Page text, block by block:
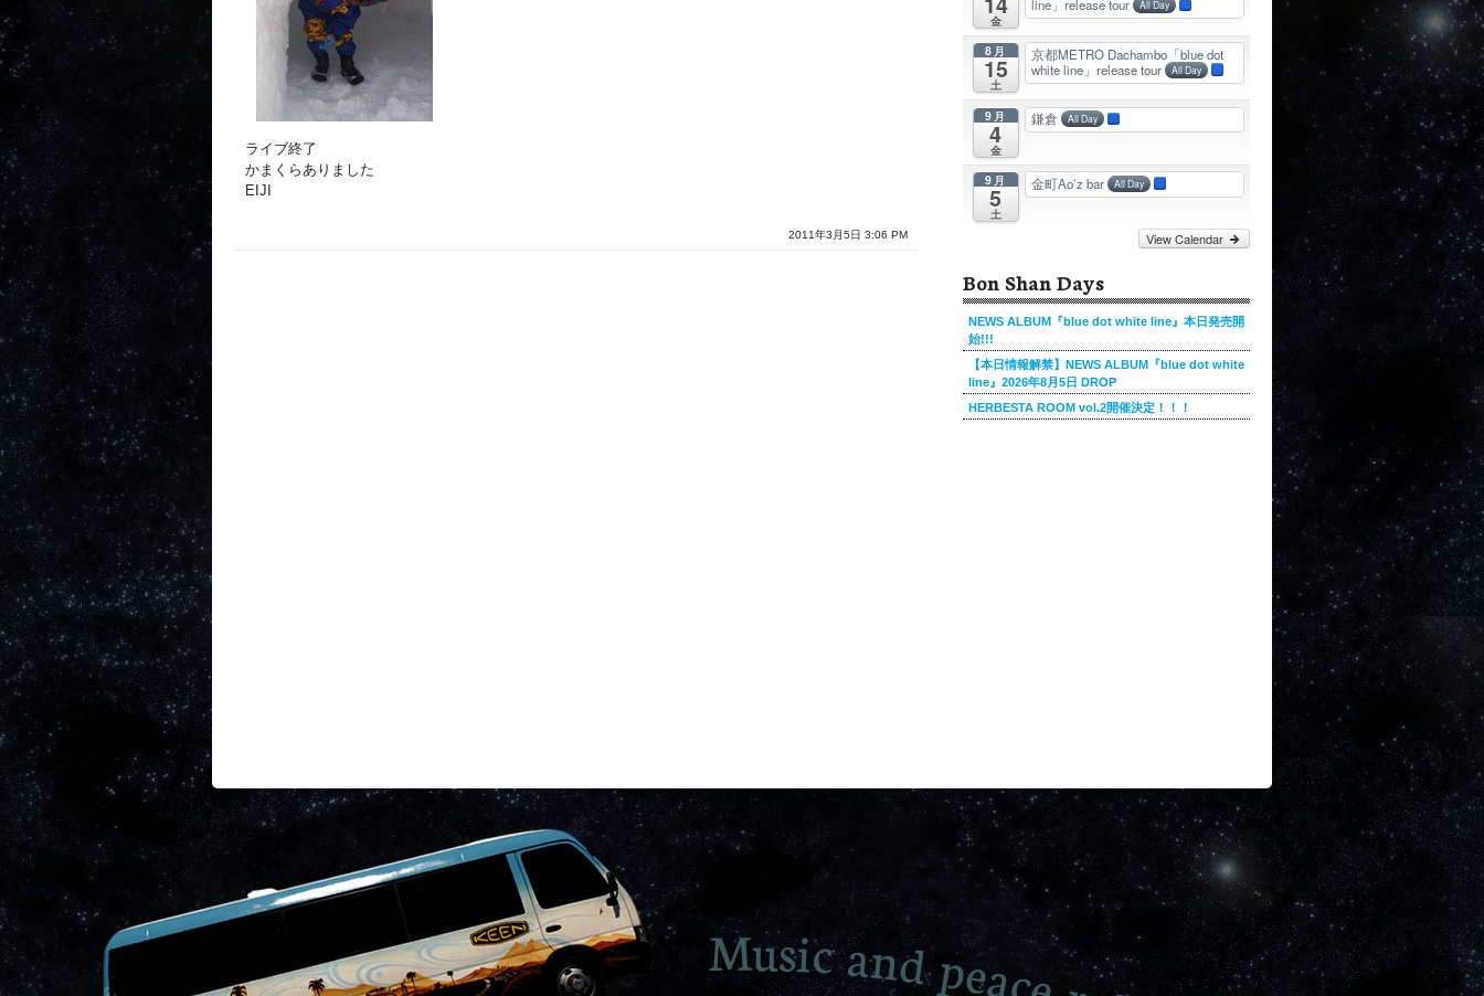
ライブ終了
かまくらありました
EIJI
2011年3月5日 3:06 PM
金
line」release tour All Day
8月
15
土
京都METRO Dachambo「blue dot
white line」release tour All Day
9月
4
金
鎌倉 All Day
9月
5
土
金町Ao’z bar All Day
View Calendar
Bon Shan Days
NEWS ALBUM『blue dot white line』本日発売開
始!!!
【本日情報解禁】NEWS ALBUM『blue dot white
line』2026年8月5日 DROP
HERBESTA ROOM vol.2開催決定！！！